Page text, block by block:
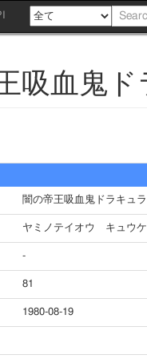
吸血鬼ド
闇の帝王吸血鬼ドラキュラ
ヤミノテイオウ キュウケ
-
81
1980-08-19